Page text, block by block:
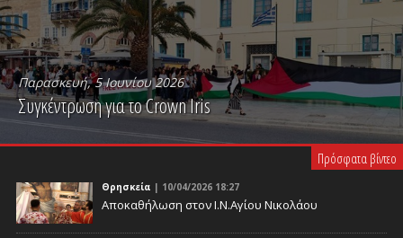
Παρασκευή, 5 Ιουνίου 2026
Συγκέντρωση για το Crown Iris
PLAY VIDEO
Πρόσφατα βίντεο
Θρησκεία | 10/04/2026 18:27
Αποκαθήλωση στον Ι.Ν.Αγίου Νικολάου